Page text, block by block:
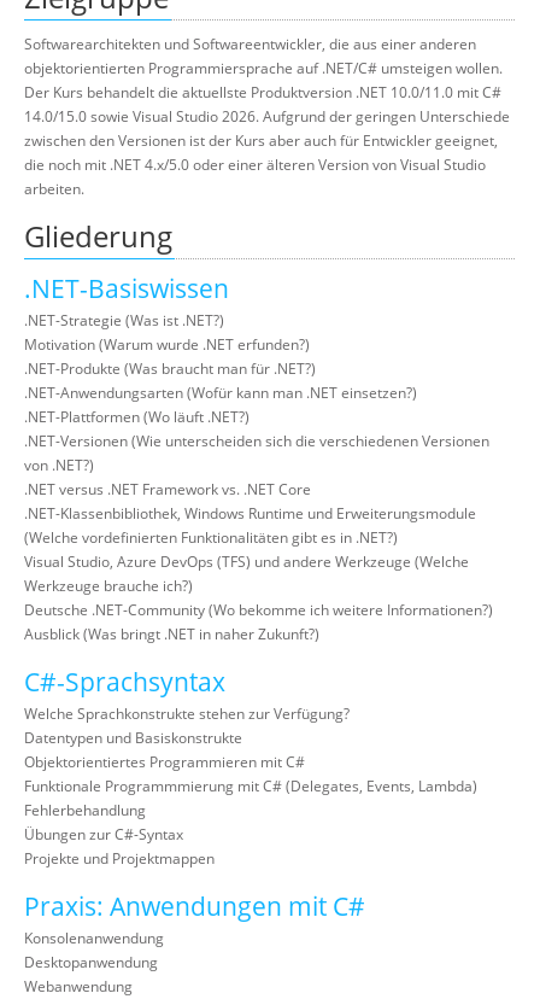
Softwarearchitekten und Softwareentwickler, die aus einer anderen
objektorientierten Programmiersprache auf .NET/C# umsteigen wollen.
Der Kurs behandelt die aktuellste Produktversion .NET 10.0/11.0 mit C#
14.0/15.0 sowie Visual Studio 2026. Aufgrund der geringen Unterschiede
zwischen den Versionen ist der Kurs aber auch für Entwickler geeignet,
die noch mit .NET 4.x/5.0 oder einer älteren Version von Visual Studio
arbeiten.
Gliederung
.NET-Basiswissen
.NET-Strategie (Was ist .NET?)
Motivation (Warum wurde .NET erfunden?)
.NET-Produkte (Was braucht man für .NET?)
.NET-Anwendungsarten (Wofür kann man .NET einsetzen?)
.NET-Plattformen (Wo läuft .NET?)
.NET-Versionen (Wie unterscheiden sich die verschiedenen Versionen
von .NET?)
.NET versus .NET Framework vs. .NET Core
.NET-Klassenbibliothek, Windows Runtime und Erweiterungsmodule
(Welche vordefinierten Funktionalitäten gibt es in .NET?)
Visual Studio, Azure DevOps (TFS) und andere Werkzeuge (Welche
Werkzeuge brauche ich?)
Deutsche .NET-Community (Wo bekomme ich weitere Informationen?)
Ausblick (Was bringt .NET in naher Zukunft?)
C#-Sprachsyntax
Welche Sprachkonstrukte stehen zur Verfügung?
Datentypen und Basiskonstrukte
Objektorientiertes Programmieren mit C#
Funktionale Programmmierung mit C# (Delegates, Events, Lambda)
Fehlerbehandlung
Übungen zur C#-Syntax
Projekte und Projektmappen
Praxis: Anwendungen mit C#
Konsolenanwendung
Desktopanwendung
Webanwendung